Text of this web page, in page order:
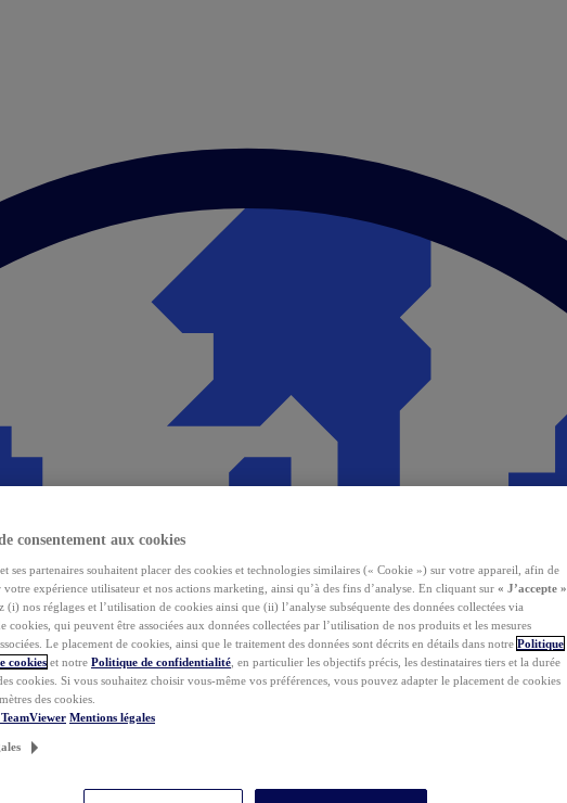
consentement aux cookies
ses partenaires souhaitent placer des cookies et technologies similaires (« Cookie ») sur votre appareil, afin de
votre expérience utilisateur et nos actions marketing, ainsi qu’à des fins d’analyse. En cliquant sur « J’accepte »
(i) nos réglages et l’utilisation de cookies ainsi que (ii) l’analyse subséquente des données collectées via
cookies, qui peuvent être associées aux données collectées par l’utilisation de nos produits et les mesures
Le placement de cookies, ainsi que le traitement des données sont décrits en détails dans notre Politique
cookies et notre Politique de confidentialité , en particulier les objectifs précis, les destinataires tiers et la durée
cookies. Si vous souhaitez choisir vous-même vos préférences, vous pouvez adapter le placement de cookies
des cookies.
Mentions légales